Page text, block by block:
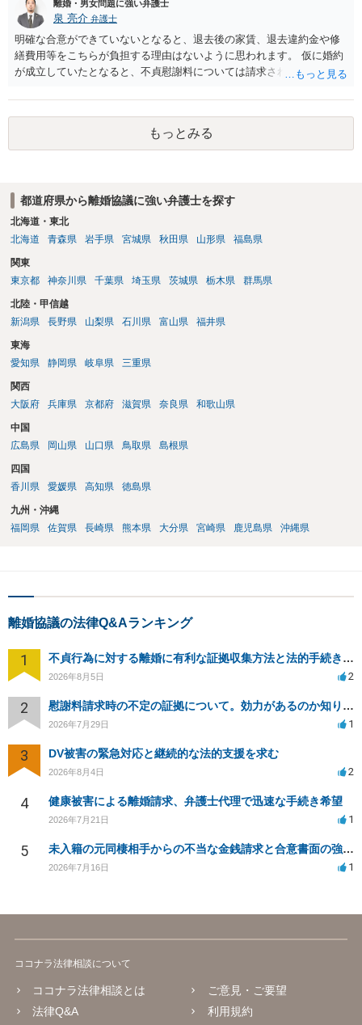
離婚・男女問題に強い弁護士
泉 亮介 弁護士
明確な合意ができていないとなると、退去後の家賃、退去違約金や修
繕費用等をこちらが負担する理由はないように思われます。 仮に婚約
が成立していたとなると、不貞慰謝料については請求される可能性が
れば早めに弁護士に相談し、弁護士から回答をさせると良いでしょ
う。
もっとみる
都道府県から離婚協議に強い弁護士を探す
北海道・東北
北海道
青森県 岩手県 宮城県 秋田県 山形県 福島県
関東
東京都
神奈川県 千葉県 埼玉県 茨城県 栃木県 群馬県
北陸・甲信越
新潟県
長野県 山梨県 石川県 富山県 福井県
東海
愛知県
静岡県 岐阜県 三重県
関西
大阪府
兵庫県 京都府 滋賀県 奈良県 和歌山県
中国
広島県
岡山県 山口県 鳥取県 島根県
四国
香川県
愛媛県 高知県 徳島県
九州・沖縄
福岡県
佐賀県 長崎県 熊本県 大分県 宮崎県 鹿児島県 沖縄県
離婚協議の法律Q&Aランキング
1 不貞行為に対する離婚に有利な証拠収集方法と法的手続きについて
2026年8月5日 2
2 慰謝料請求時の不定の証拠について。効力があるのか知りたい。
2026年7月29日 1
3 DV被害の緊急対応と継続的な法的支援を求む
2026年8月4日 2
4 健康被害による離婚請求、弁護士代理で迅速な手続き希望
2026年7月21日 1
5 未入籍の元同棲相手からの不当な金銭請求と合意書面の強要について
2026年7月16日 1
ココナラ法律相談について
ココナラ法律相談とは
法律Q&A
ご意見・ご要望
利用規約